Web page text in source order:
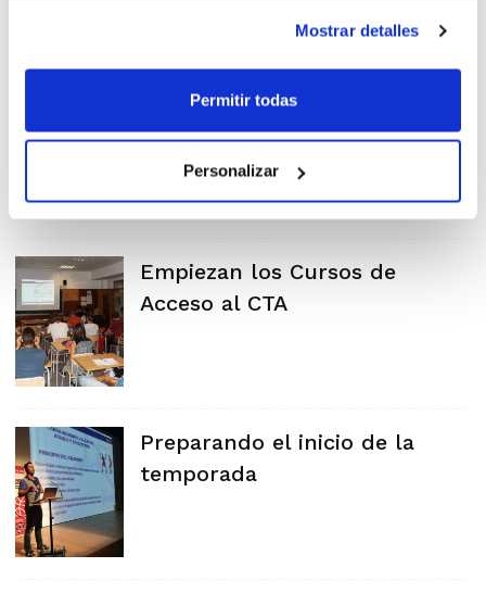
Mostrar detalles
Permitir todas
Personalizar
Spalding será la nueva marca
del CTA
Empiezan los Cursos de
Acceso al CTA
Preparando el inicio de la
temporada